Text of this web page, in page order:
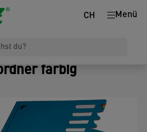
Menü
CH
farbig